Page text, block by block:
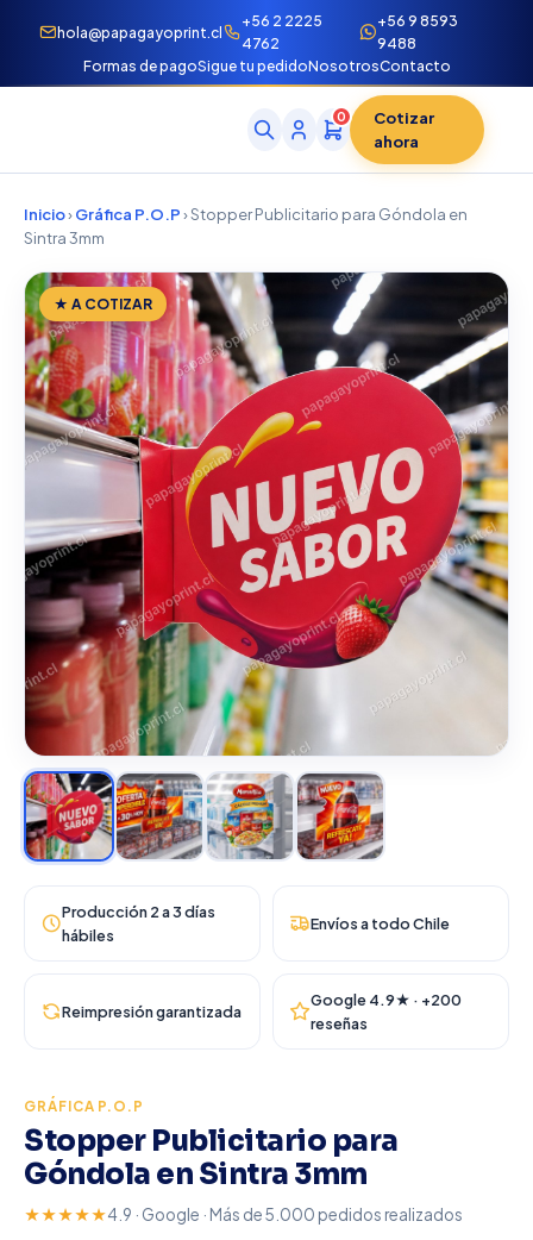
hola@papagayoprint.cl
+56 2 2225
4762
+56 9 8593
9488
Formas de pagoSigue tu pedidoNosotrosContacto
0
Cotizar
ahora
Inicio›Gráfica P.O.P› Stopper Publicitario para Góndola en
Sintra 3mm
★ A COTIZAR
Producción 2 a 3 días
hábiles
Envíos a todo Chile
Reimpresión garantizada
Google 4.9★ · +200
reseñas
GRÁFICA P.O.P
Stopper Publicitario para
Góndola en Sintra 3mm
★★★★★4.9 · Google · Más de 5.000 pedidos realizados